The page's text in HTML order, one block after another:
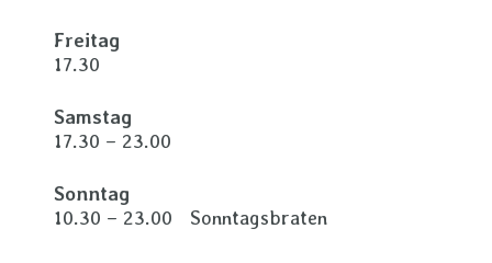
Freitag
17.30
Samstag
17.30 – 23.00
Sonntag
10.30 – 23.00 Sonntagsbraten